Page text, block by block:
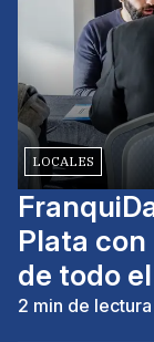
LOCALES
Plata
de todo
2 min de lectura